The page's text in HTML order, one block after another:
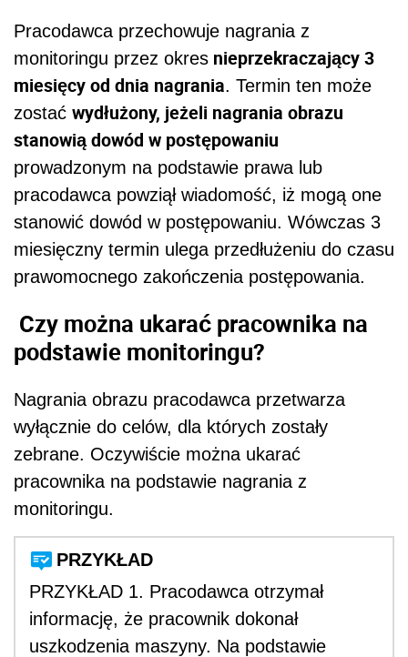
Pracodawca przechowuje nagrania z
monitoringu przez okres nieprzekraczający 3
miesięcy od dnia nagrania. Termin ten może
zostać wydłużony, jeżeli nagrania obrazu
stanowią dowód w postępowaniu
prowadzonym na podstawie prawa lub
pracodawca powziął wiadomość, iż mogą one
stanowić dowód w postępowaniu. Wówczas 3
miesięczny termin ulega przedłużeniu do czasu
prawomocnego zakończenia postępowania.
Czy można ukarać pracownika na
podstawie monitoringu?
Nagrania obrazu pracodawca przetwarza
wyłącznie do celów, dla których zostały
zebrane. Oczywiście można ukarać
pracownika na podstawie nagrania z
monitoringu.
PRZYKŁAD
PRZYKŁAD 1. Pracodawca otrzymał
informację, że pracownik dokonał
uszkodzenia maszyny. Na podstawie